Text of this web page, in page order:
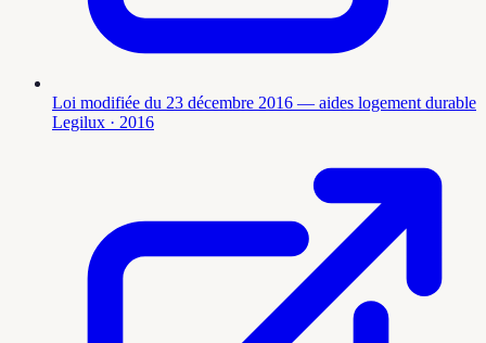
Loi modifiée du 23 décembre 2016 — aides logement durable
Legilux · 2016